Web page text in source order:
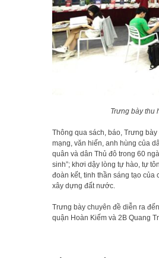
Trưng bày thu
Thông qua sách, báo, Trưng
mạng, văn hiến, anh hùng của
quân và dân Thủ đô trong 60
sinh”; khơi dậy lòng tự hào, tự
đoàn kết, tinh thần sáng tạo của
xây dựng đất nước.
Trưng bày chuyên đề diễn ra
quận Hoàn Kiếm và 2B Quang